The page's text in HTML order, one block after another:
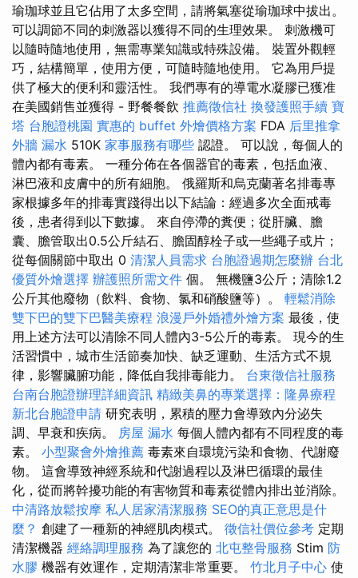
瑜珈球並且它佔用了太多空間，請將氣塞從瑜珈球中拔出。
可以調節不同的刺激器以獲得不同的生理效果。 刺激機可
以隨時隨地使用，無需專業知識或特殊設備。 裝置外觀輕
巧，結構簡單，使用方便，可隨時隨地使用。 它為用戶提
供了極大的便利和靈活性。 我們專有的導電水凝膠已獲准
在美國銷售並獲得 - 野餐餐飲 推薦徵信社 換發護照手續 寶
塔 台胞證桃園 實惠的 buffet 外燴價格方案 FDA 后里推拿
外牆 漏水 510K 家事服務有哪些 認證。 可以說，每個人的
體內都有毒素。 一種分佈在各個器官的毒素，包括血液、
淋巴液和皮膚中的所有細胞。 俄羅斯和烏克蘭著名排毒專
家根據多年的排毒實踐得出以下結論：經過多次全面戒毒
後，患者得到以下數據。 來自停滯的糞便；從肝臟、膽
囊、膽管取出0.5公斤結石、膽固醇栓子或一些繩子或片；
從每個關節中取出 0 清潔人員需求 台胞證過期怎麼辦 台北
優質外燴選擇 辦護照所需文件 個。 無機鹽3公斤；清除1.2
公斤其他廢物（飲料、食物、氯和硝酸鹽等）。 輕鬆消除
雙下巴的雙下巴醫美療程 浪漫戶外婚禮外燴方案 最後，使
用上述方法可以清除不同人體內3-5公斤的毒素。 現今的生
活習慣中，城市生活節奏加快、缺乏運動、生活方式不規
律，影響臟腑功能，降低自我排毒能力。 台東徵信社服務
台南台胞證辦理詳細資訊 精緻美鼻的專業選擇：隆鼻療程
新北台胞證申請 研究表明，累積的壓力會導致內分泌失
調、早衰和疾病。 房屋 漏水 每個人體內都有不同程度的毒
素。 小型聚會外燴推薦 毒素來自環境污染和食物、代謝廢
物。 這會導致神經系統和代謝過程以及淋巴循環的最佳
化，從而將幹擾功能的有害物質和毒素從體內排出並消除。
中清路放鬆按摩 私人居家清潔服務 SEO的真正意思是什
麼？ 創建了一種新的神經肌肉模式。 徵信社價位參考 定期
清潔機器 經絡調理服務 為了讓您的 北屯整骨服務 Stim 防
水膠 機器有效運作，定期清潔非常重要。 竹北月子中心 使